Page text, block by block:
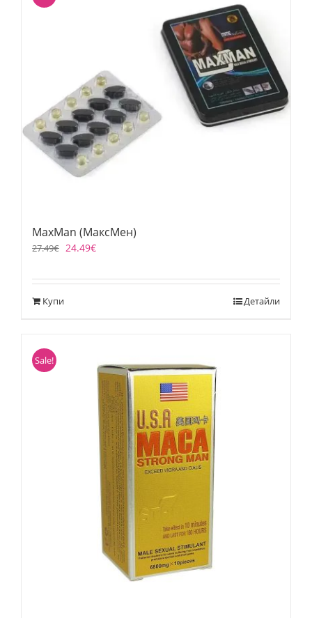
MaxMan (МаксМен)
27.49€ 24.49€
Купи Детайли
Sale!